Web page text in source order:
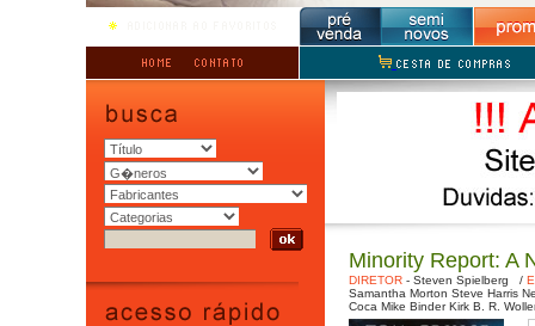
Minority Report: A
DIRETOR- Steven Spielberg /
Samantha Morton Steve Harris
Coca Mike BinderKirk B. R.